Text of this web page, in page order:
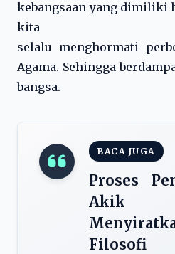
kebangsaan yang dimiliki
kita
selalu menghormati
Agama. Sehingga
bangsa.
BACA JUGA
Proses
Akik
Filosofi